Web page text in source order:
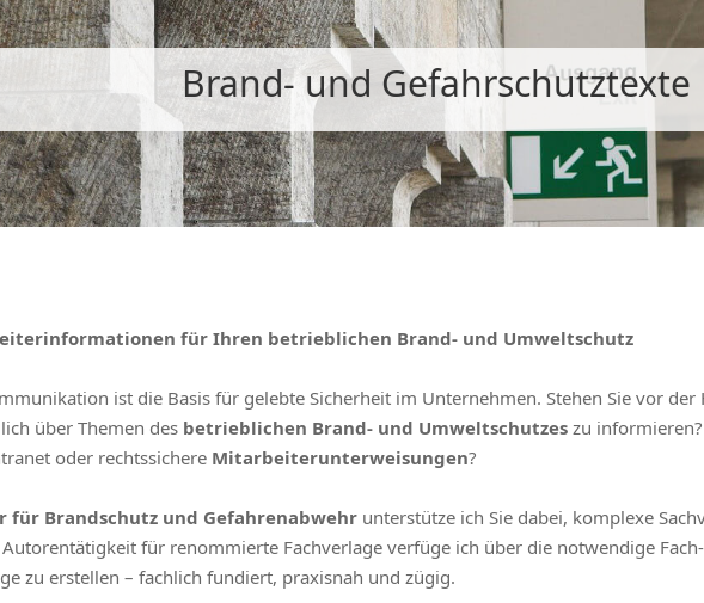
Brand- und Gefahrschutztexte
für Ihren betrieblichen Brand- und Umweltschutz
ist die Basis für gelebte Sicherheit im Unternehmen. Stehen Sie vor
über Themen des betrieblichen Brand- und Umweltschutzes zu
oder rechtssichere Mitarbeiterunterweisungen?
für Brandschutz und Gefahrenabwehr unterstütze ich Sie dabei, komplexe
für renommierte Fachverlage verfüge ich über die notwendige
zu erstellen – fachlich fundiert, praxisnah und zügig.